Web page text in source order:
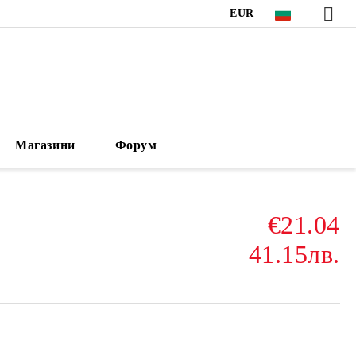
EUR
Магазини Форум
€21.04
41.15лв.